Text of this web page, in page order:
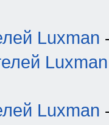
Luxman
Luxman
Luxman